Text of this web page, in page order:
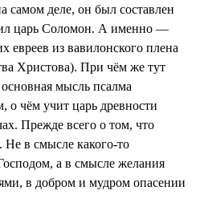
самом деле, он был составлен
царь Соломон. А именно —
евреев из вавилонского плена
Христова). При чём же тут
мысль псалма
о чём учит царь древности
Прежде всего о том, что
в смысле какого-то
а в смысле желания
в добром и мудром опасении